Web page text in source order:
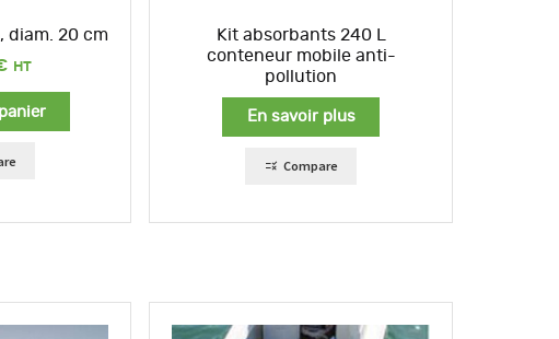
diam. 20 cm
Kit absorbants 240 L
conteneur mobile anti-
pollution
En savoir plus
Compare